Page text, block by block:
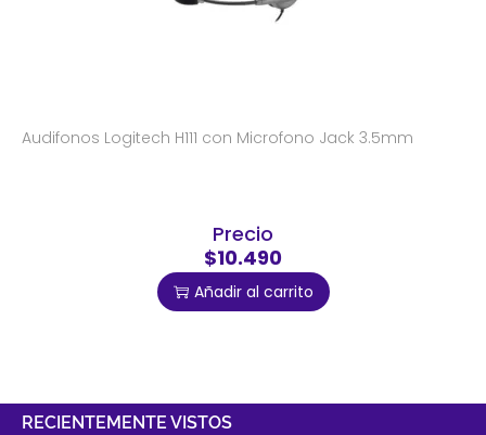
Audifonos Logitech H111 con Microfono Jack 3.5mm
Precio
$10.490
Añadir al carrito
RECIENTEMENTE VISTOS